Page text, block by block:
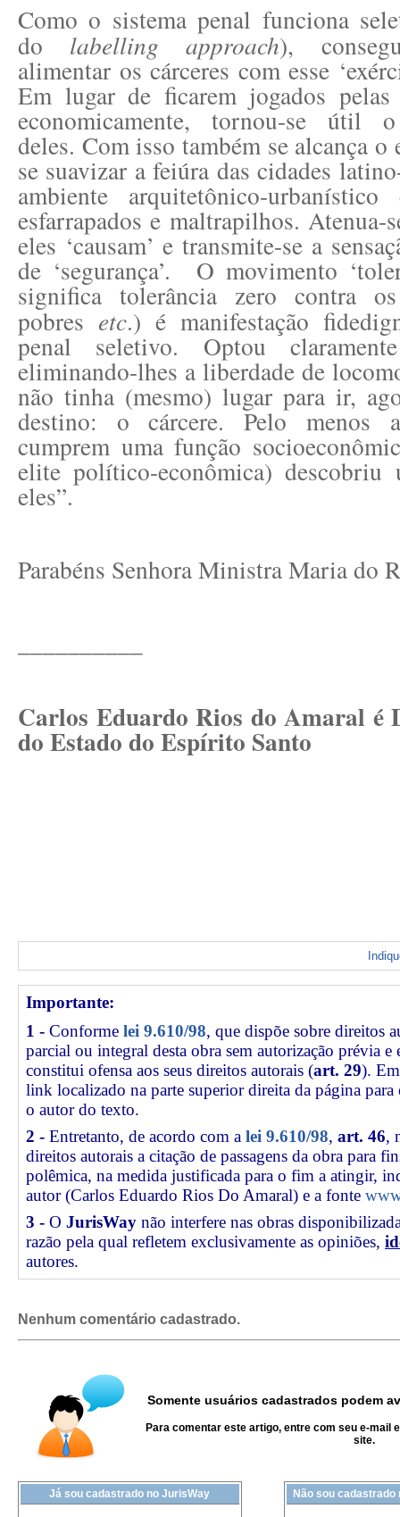
Como o sistema penal funciona
do labelling approach),
alimentar os cárceres com esse
Em lugar de ficarem jogados pelas
economicamente, tornou-se útil o
deles. Com isso também se alcança
se suavizar a feiúra das cidades
ambiente arquitetônico-
esfarrapados e maltrapilhos. Atenua-
eles ‘causam’ e transmite-se a
de ‘segurança’. O movimento
significa tolerância zero contra os
pobres etc.) é manifestação
penal seletivo. Optou
eliminando-lhes a liberdade de
não tinha (mesmo) lugar para ir,
destino: o cárcere. Pelo menos
cumprem uma função
elite político-econômica) descobriu
eles”.
Parabéns Senhora Ministra Maria do
Carlos Eduardo Rios do Amaral é
do Estado do Espírito Santo
Importante:
1 - Conforme lei 9.610/98, que dispõe sobre direitos
parcial ou integral desta obra sem autorização prévia e
constitui ofensa aos seus direitos autorais (art. 29).
link localizado na parte superior direita da página
o autor do texto.
2 - Entretanto, de acordo com a lei 9.610/98, art. 46,
direitos autorais a citação de passagens da obra para
polêmica, na medida justificada para o fim a atingir,
autor (Carlos Eduardo Rios Do Amaral) e a fonte
3 - O JurisWay não interfere nas obras
razão pela qual refletem exclusivamente as opiniões,
autores.
Nenhum comentário cadastrado.
Somente usuários cadastrados podem
Para comentar este artigo, entre com seu e-mail
site.
Já sou cadastrado no JurisWay Não sou cadastrado